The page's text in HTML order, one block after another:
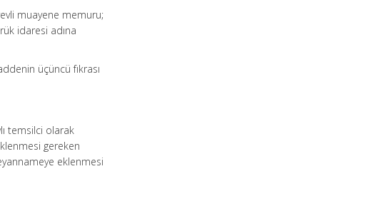
muayene memuru;
idaresi adına
üçüncü fıkrası
temsilci olarak
gereken
eklenmesi